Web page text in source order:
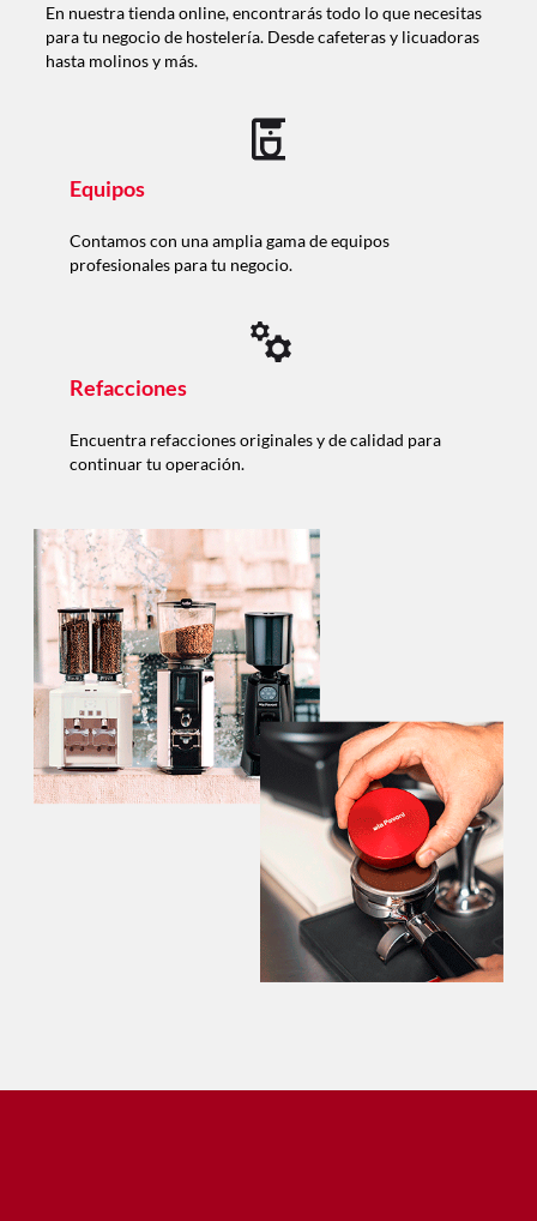
En nuestra tienda online, encontrarás todo lo que necesitas
para tu negocio de hostelería. Desde cafeteras y licuadoras
hasta molinos y más.
Equipos
Contamos con una amplia gama de equipos
profesionales para tu negocio.
Refacciones
Encuentra refacciones originales y de calidad para
continuar tu operación.